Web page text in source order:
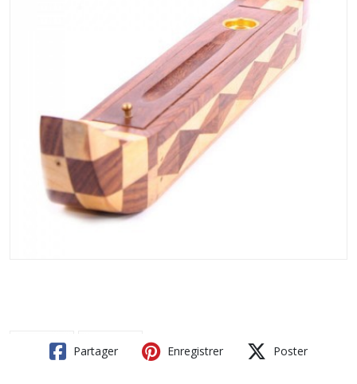
Partager Enregistrer Poster